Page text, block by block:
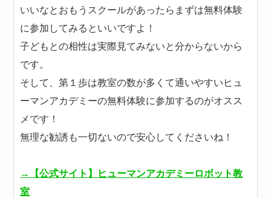
いいなとおもうスクールがあったらまずは無料体験
に参加してみるといいですよ！
子どもとの相性は実際見てみないと分からないから
です。
そして、第１歩は教室の数が多くて通いやすいヒュ
ーマンアカデミーの無料体験に参加するのがオスス
メです！
無理な勧誘も一切ないので安心してくださいね！
→【公式サイト】ヒューマンアカデミーロボット教
室